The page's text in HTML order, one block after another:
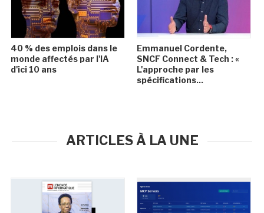
40 % des emplois dans le
monde affectés par l'IA
d'ici 10 ans
Emmanuel Cordente,
SNCF Connect & Tech : «
L'approche par les
spécifications...
ARTICLES À LA UNE